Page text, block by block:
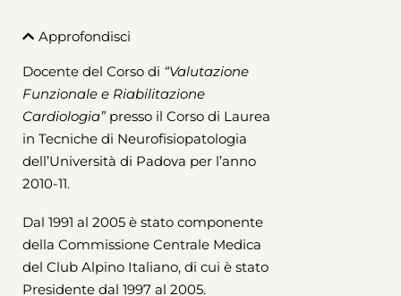
Approfondisci
Docente del Corso di “Valutazione
Funzionale e Riabilitazione
Cardiologia”presso il Corso di Laurea
in Tecniche di Neurofisiopatologia
dell’Università di Padova per l’anno
2010-11.
Dal 1991 al 2005 è stato componente
della Commissione Centrale Medica
del Club Alpino Italiano, di cui è stato
Presidente dal 1997 al 2005.